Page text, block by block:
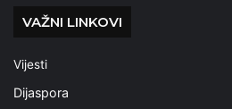
VAŽNI LINKOVI
Vijesti
Dijaspora